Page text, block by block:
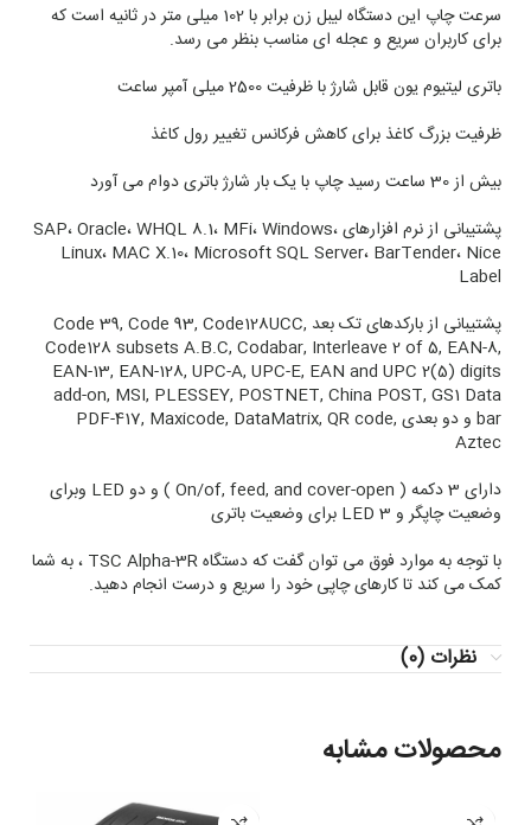
سرعت چاپ این دستگاه لیبل زن برابر با 102 میلی متر در ثانیه است که
برای کاربران سریع و عجله ای مناسب بنظر می رسد.
باتری لیتیوم یون قابل شارژ با ظرفیت 2500 میلی آمپر ساعت
ظرفیت بزرگ کاغذ برای کاهش فرکانس تغییر رول کاغذ
بیش از 30 ساعت رسید چاپ با یک بار شارژ باتری دوام می آورد
پشتیبانی از نرم افزارهای SAP، Oracle، WHQL 8.1، MFi، Windows،
Linux، MAC X.10، Microsoft SQL Server، BarTender، Nice
Label
پشتیبانی از بارکدهای تک بعد Code 39, Code 93, Code128UCC,
Code128 subsets A.B.C, Codabar, Interleave 2 of 5, EAN-8,
EAN-13, EAN-128, UPC-A, UPC-E, EAN and UPC 2(5) digits
add-on, MSI, PLESSEY, POSTNET, China POST, GS1 Data
bar و دو بعدی PDF-417, Maxicode, DataMatrix, QR code,
Aztec
دارای 3 دکمه ( On/of, feed, and cover-open ) و دو LED وبرای
وضعیت چاپگر و 3 LED برای وضعیت باتری
با توجه به موارد فوق می توان گفت که دستگاه TSC Alpha-3R ، به شما
کمک می کند تا کارهای چاپی خود را سریع و درست انجام دهید.
نظرات (0)
محصولات مشابه